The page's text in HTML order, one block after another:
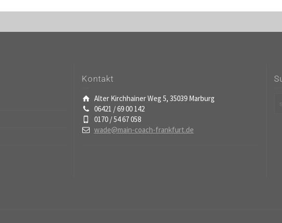
Kontakt
Alter Kirchhainer Weg 5, 35039 Marburg
06421 / 69 00 142
0170 / 54 67 058
wade@main-coach-frankfurt.de